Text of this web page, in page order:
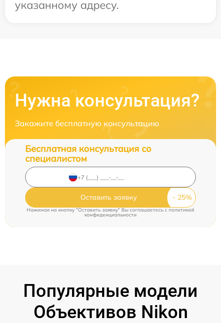
указанному адресу.
Нужна консультация?
Закажите бесплатную консультацию
Бесплатная консультация со
специалистом
Оставить заявку
Нажимая на кнопку "Оставить заявку" Вы соглашаетесь cполитикой
конфиденциальности
Популярные модели
Объективов Nikon